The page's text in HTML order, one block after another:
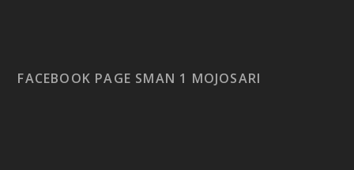
FACEBOOK PAGE SMAN 1 MOJOSARI